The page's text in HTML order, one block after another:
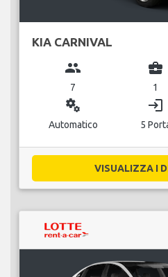
KIA CARNIVAL
group
7
business_center
1
miscellaneous_services
Automatico
login
5
VISUALIZZA I